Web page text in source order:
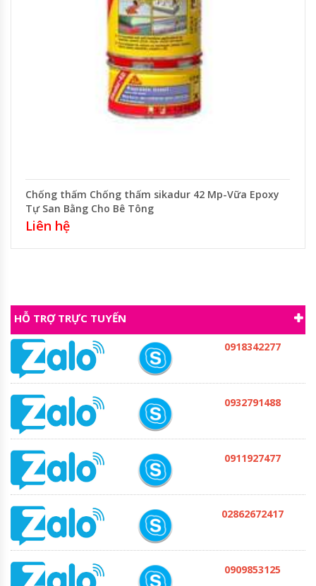
Chống thấm Chống thấm sikadur 42 Mp-Vữa Epoxy
Tự San Bằng Cho Bê Tông
Liên hệ
HỖ TRỢ TRỰC TUYẾN
0918342277
0932791488
0911927477
02862672417
0909853125